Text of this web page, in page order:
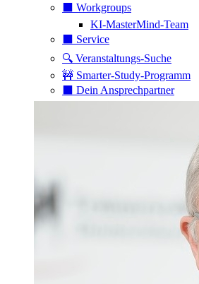
⬛️ Workgroups
KI-MasterMind-Team
⬛️ Service
🔍 Veranstaltungs-Suche
🚧 Smarter-Study-Programm
⬛️ Dein Ansprechpartner